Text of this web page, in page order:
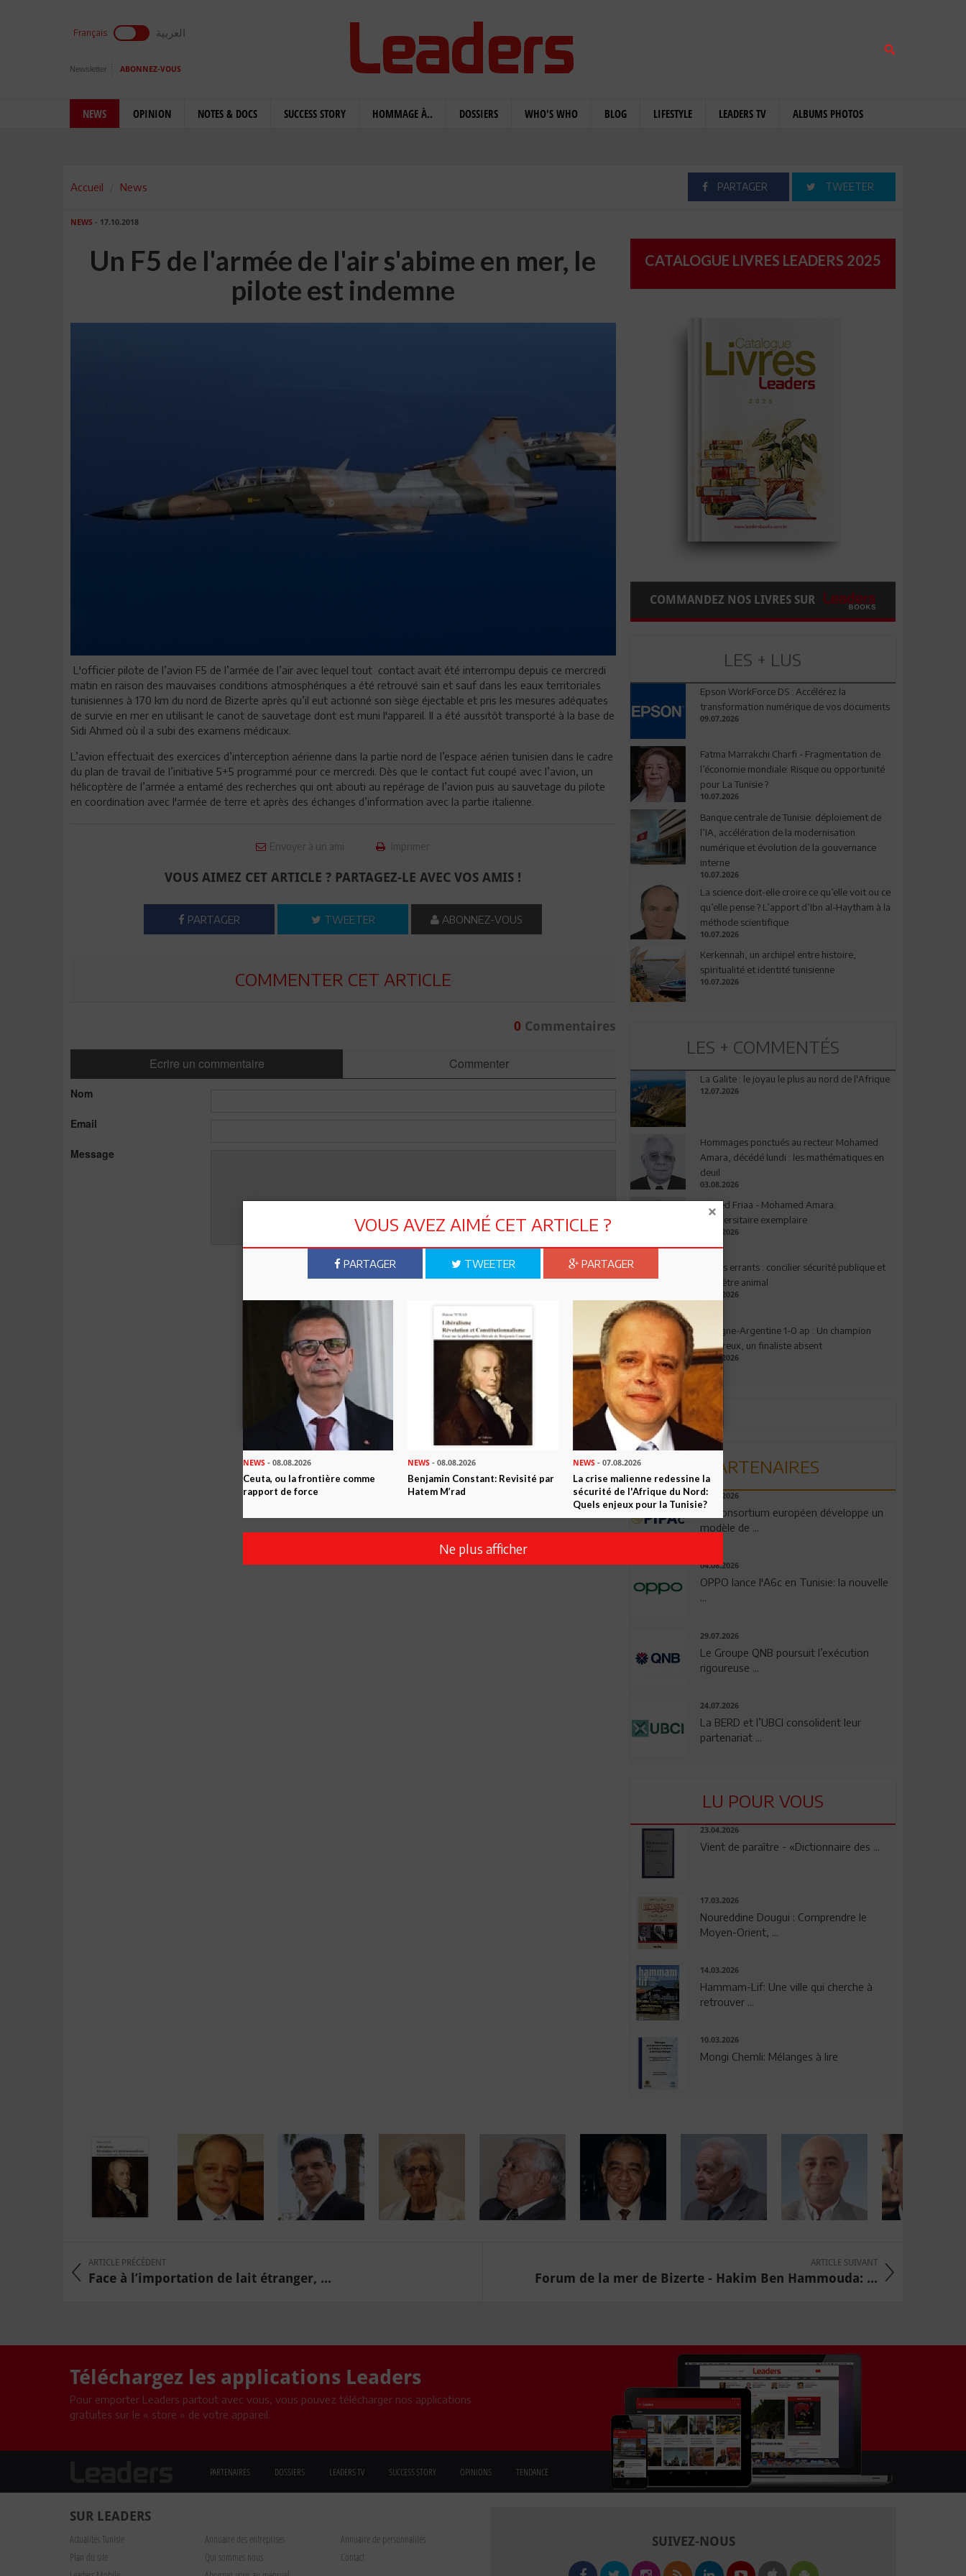
Français العربية
Newsletter ABONNEZ-VOUS
NEWS OPINION NOTES & DOCS SUCCESS STORY HOMMAGE À.. DOSSIERS WHO'S WHO BLOG LIFESTYLE LEADERS TV ALBUMS PHOTOS
Accueil News PARTAGER TWEETER
NEWS - 17.10.2018
Un F5 de l'armée de l'air s'abime en mer, le
pilote est indemne
L'officier pilote de l’avion F5 de l’armée de l’air avec lequel tout contact avait été interrompu depuis ce mercredi
matin en raison des mauvaises conditions atmosphériques a été retrouvé sain et sauf dans les eaux territoriales
tunisiennes à 170 km du nord de Bizerte après qu’il eut actionné son siège éjectable et pris les mesures adéquates
de survie en mer en utilisant le canot de sauvetage dont est muni l'appareil. Il a été aussitôt transporté à la base de
Sidi Ahmed où il a subi des examens médicaux.
L’avion effectuait des exercices d’interception aérienne dans la partie nord de l’espace aérien tunisien dans le cadre
du plan de travail de l’initiative 5+5 programmé pour ce mercredi. Dès que le contact fut coupé avec l’avion, un
hélicoptère de l’armée a entamé des recherches qui ont abouti au repérage de l’avion puis au sauvetage du pilote
en coordination avec l'armée de terre et après des échanges d’information avec la partie italienne.
Envoyer à un ami Imprimer
VOUS AIMEZ CET ARTICLE ? PARTAGEZ-LE AVEC VOS AMIS !
PARTAGER TWEETER ABONNEZ-VOUS
COMMENTER CET ARTICLE
0Commentaires
Ecrire un commentaire Commenter
Nom
Email
Message
Envoyer
CATALOGUE LIVRES LEADERS 2025
COMMANDEZ NOS LIVRES SUR
LES + LUS
Epson WorkForce DS : Accélérez la
transformation numérique de vos documents
09.07.2026
Fatma Marrakchi Charfi - Fragmentation de
l’économie mondiale: Risque ou opportunité
pour La Tunisie ?
10.07.2026
Banque centrale de Tunisie: déploiement de
l’IA, accélération de la modernisation
numérique et évolution de la gouvernance
interne
10.07.2026
La science doit-elle croire ce qu’elle voit ou ce
qu’elle pense ? L’apport d’Ibn al-Haytham à la
méthode scientifique
10.07.2026
Kerkennah, un archipel entre histoire,
spiritualité et identité tunisienne
10.07.2026
LES + COMMENTÉS
La Galite : le joyau le plus au nord de l'Afrique
12.07.2026
Hommages ponctués au recteur Mohamed
Amara, décédé lundi : les mathématiques en
deuil
03.08.2026
Ahmed Friaa - Mohamed Amara:
l’Universitaire exemplaire
04.08.2026
Chiens errants : concilier sécurité publique et
bien-être animal
17.07.2026
Espagne-Argentine 1-0 ap : Un champion
valeureux, un finaliste absent
19.07.2026
PARTENAIRES
06.08.2026
Un consortium européen développe un
modèle de ...
04.08.2026
OPPO lance l'A6c en Tunisie: la nouvelle
...
29.07.2026
Le Groupe QNB poursuit l’exécution
rigoureuse ...
24.07.2026
La BERD et l’UBCI consolident leur
partenariat ...
LU POUR VOUS
23.04.2026
Vient de paraître - «Dictionnaire des ...
17.03.2026
Noureddine Dougui : Comprendre le
Moyen-Orient, ...
14.03.2026
Hammam-Lif: Une ville qui cherche à
retrouver ...
10.03.2026
Mongi Chemli: Mélanges à lire
ARTICLE PRÉCÉDENT
Face à l’importation de lait étranger, ...
ARTICLE SUIVANT
Forum de la mer de Bizerte - Hakim Ben Hammouda: ...
Téléchargez les applications Leaders
Pour emporter Leaders partout avec vous, vous pouvez télécharger nos applications
gratuites sur le « store » de votre appareil.
PARTENAIRES DOSSIERS LEADERS TV SUCCESS STORY OPINIONS TENDANCE
SUR LEADERS
Actualités Tunisie Annuaire des entreprises
Annuaire de personnalités
Plan du site
Qui sommes nous
Contact
SUIVEZ-NOUS
VOUS AVEZ AIMÉ CET ARTICLE ?
PARTAGER TWEETER PARTAGER
NEWS - 08.08.2026
Ceuta, ou la frontière comme
rapport de force
NEWS - 08.08.2026
Benjamin Constant: Revisité par
Hatem M’rad
NEWS- 07.08.2026
La crise malienne redessine la
sécurité de l'Afrique du Nord:
Quels enjeux pour la Tunisie?
Ne plus afficher